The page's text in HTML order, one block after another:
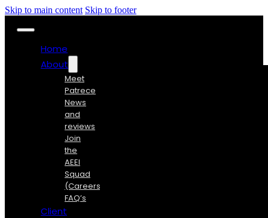
Skip to main content Skip to footer
Home
About
Meet
Patrece
News
and
reviews
Join
the
AEEI
Squad
(Careers)
FAQ’s
Client